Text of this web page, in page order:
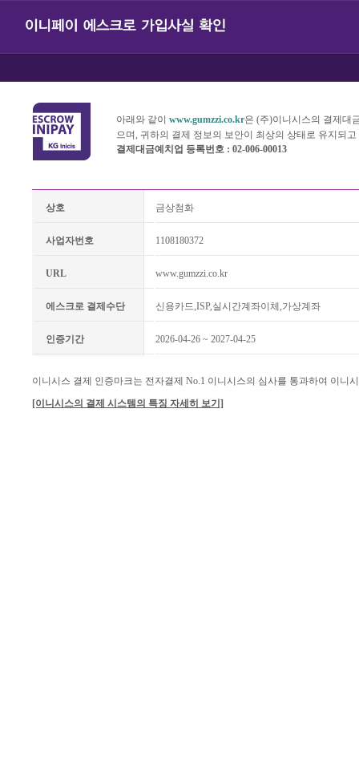
아래와 같이 www.gumzzi.co.kr은 (주)이니시스의 결제대
으며, 귀하의 결제 정보의 보안이 최상의 상태로 유지되
결제대금예치업 등록번호 : 02-006-00013
상호 금상첨화
사업자번호 1108180372
URL www.gumzzi.co.kr
에스크로 결제수단 신용카드,ISP,실시간계좌이체,가상계좌
인증기간 2026-04-26 ~ 2027-04-25
이니시스 결제 인증마크는 전자결제 No.1 이니시스의 심사를 통과하여 이니
[이니시스의 결제 시스템의 특징 자세히 보기]